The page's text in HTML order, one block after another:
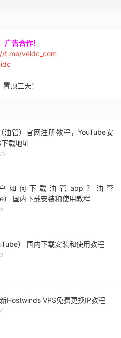
告合作！
t.me/veidc_com
顶三天！
油管）官网注册教程，YouTube安
载地址
如何下载油管app？油管
） 国内下载安装和使用教程
） 国内下载安装和使用教程
Hostwinds VPS免费更换IP教程